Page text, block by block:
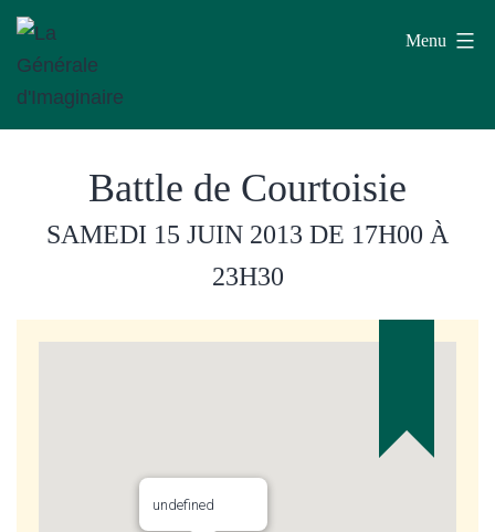
Aller
contenu
Générale
Menu
Battle de Courtoisie
SAMEDI 15 JUIN 2013 DE 17H00 À
23H30
undefined